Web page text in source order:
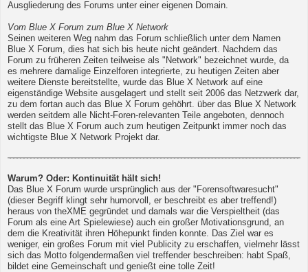
Ausgliederung des Forums unter einer eigenen Domain.
Vom Blue X Forum zum Blue X Network
Seinen weiteren Weg nahm das Forum schließlich unter dem Namen
Blue X Forum, dies hat sich bis heute nicht geändert. Nachdem das
Forum zu früheren Zeiten teilweise als "Network" bezeichnet wurde, da
es mehrere damalige Einzelforen integrierte, zu heutigen Zeiten aber
weitere Dienste bereitstellte, wurde das Blue X Network auf eine
eigenständige Website ausgelagert und stellt seit 2006 das Netzwerk dar,
zu dem fortan auch das Blue X Forum gehöhrt. über das Blue X Network
werden seitdem alle Nicht-Foren-relevanten Teile angeboten, dennoch
stellt das Blue X Forum auch zum heutigen Zeitpunkt immer noch das
wichtigste Blue X Network Projekt dar.
Warum? Oder: Kontinuität hält sich!
Das Blue X Forum wurde ursprünglich aus der "Forensoftwaresucht"
(dieser Begriff klingt sehr humorvoll, er beschreibt es aber treffend!)
heraus von theXME gegründet und damals war die Verspieltheit (das
Forum als eine Art Spielewiese) auch ein großer Motivationsgrund, an
dem die Kreativität ihren Höhepunkt finden konnte. Das Ziel war es
weniger, ein großes Forum mit viel Publicity zu erschaffen, vielmehr lässt
sich das Motto folgendermaßen viel treffender beschreiben: habt Spaß,
bildet eine Gemeinschaft und genießt eine tolle Zeit!